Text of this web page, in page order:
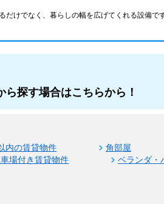
だけでなく、暮らしの幅を広げてくれる設備で
ら探す場合はこちらから！
内の賃貸物件
角部屋
場付き賃貸物件
ベランダ・